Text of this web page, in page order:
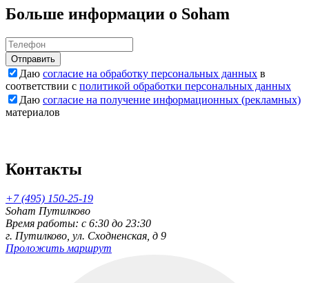
Больше информации о Soham
Отправить
Даю согласие на обработку персональных данных в
соответствии с политикой обработки персональных данных
Даю согласие на получение информационных (рекламных)
материалов
Контакты
+7 (495) 150-25-19
Soham Путилково
Время работы: c 6:30 до 23:30
г. Путилково, ул. Сходненская, д 9
Проложить маршрут